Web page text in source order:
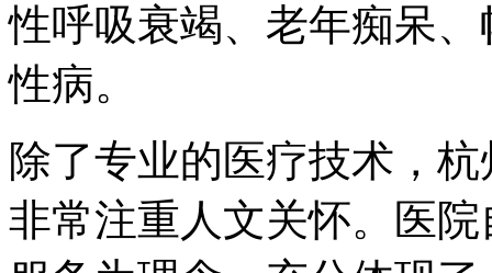
性呼吸衰竭、老年痴呆
性病。
除了专业的医疗技术，
非常注重人文关怀。医